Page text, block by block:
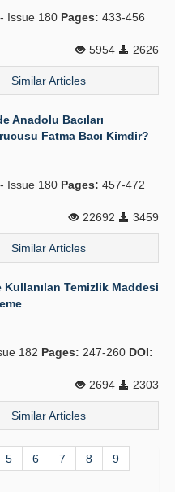
Issue 180 Pages: 433-456
5954
2626
Similar Articles
Anadolu Bacıları
Fatma Bacı Kimdir?
Issue 180 Pages: 457-472
22692
3459
Similar Articles
Temizlik Maddesi
182 Pages: 247-260 DOI:
2694
2303
Similar Articles
5 6 7 8
9